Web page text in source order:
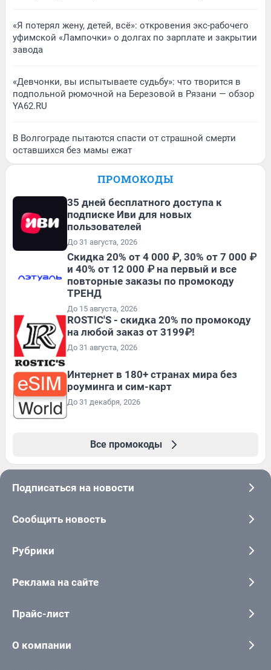
«Я потерял жену, детей, всё»: откровения экс-рабочего
уфимской «Лампочки» о долгах по зарплате и закрытии
завода
«Девчонки, вы испытываете судьбу»: что творится в
подпольной рюмочной на Березовой в Рязани — обзор
YA62.RU
В Волгограде пытаются спасти от страшной смерти
оставшихся без мамы ежат
ПРОМОКОДЫ
35 дней бесплатного доступа к
подписке Иви для новых
пользователей
До 31 августа, 2026
Скидка 20% от 4 000 ₽, 30% от 7 000 ₽
и 40% от 12 000 ₽ на первый и все
повторные заказы по промокоду
ТРЕНД
До 15 августа, 2026
ROSTIC'S - скидка 20% по промокоду
на любой заказ от 3199₽!
До 31 августа, 2026
Интернет в 180+ странах мира без
роуминга и сим-карт
До 31 декабря, 2026
Все промокоды
Подписаться на новости
Сообщить новость
Рубрики
Реклама на сайте
Прайс-лист
О компании